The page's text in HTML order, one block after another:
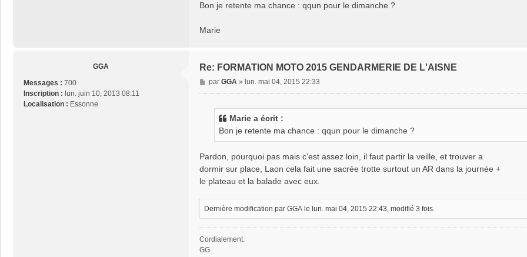
s
I
V
e
Bon je retente ma chance : qqun pour le dimanche ?
Marie
GGA
Messages : 700
Inscription : lun. juin 10, 2013 08:11
Localisation : Essonne
Re: FORMATION MOTO 2015 GENDARMERIE DE L'AISNE
M
e
par GGA» lun. mai 04, 2015 22:33
Marie a écrit :
Bon je retente ma chance : qqun pour le dimanche ?
Pardon, pourquoi pas mais c'est assez loin, il faut partir la veille, et trouver a
dormir sur place, Laon cela fait une sacrée trotte surtout un AR dans la journée +
le plateau et la balade avec eux.
Dernière modification par GGA le lun. mai 04, 2015 22:43, modifié 3 fois.
Cordialement.
GG.